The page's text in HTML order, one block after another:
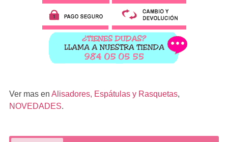
Ver mas en Alisadores, Espátulas y Rasquetas,
NOVEDADES.